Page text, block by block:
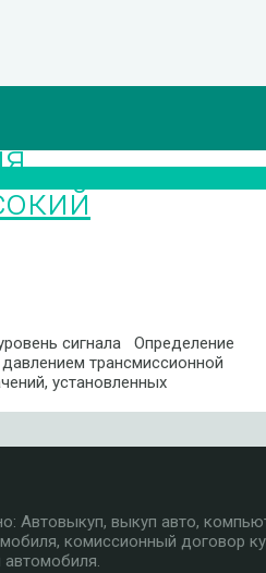
сигнала Определение
трансмиссионной
установленных
выкуп авто,
комиссионный договор